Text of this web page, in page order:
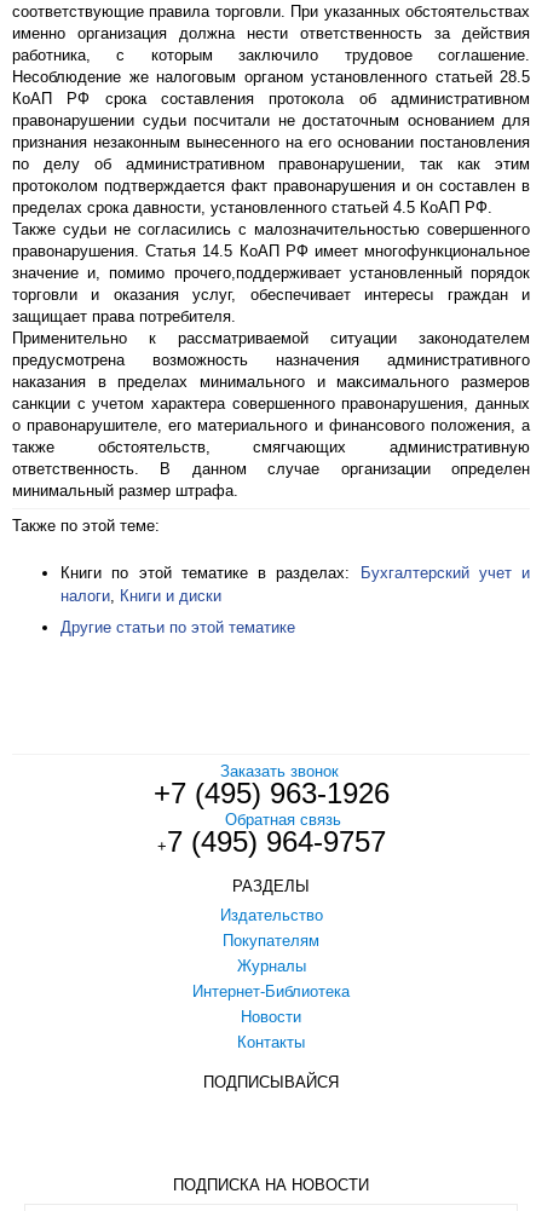
соответствующие правила торговли. При указанных обстоятельствах
именно организация должна нести ответственность за действия
работника, с которым заключило трудовое соглашение.
Несоблюдение же налоговым органом установленного статьей 28.5
КоАП РФ срока составления протокола об административном
правонарушении судьи посчитали не достаточным основанием для
признания незаконным вынесенного на его основании постановления
по делу об административном правонарушении, так как этим
протоколом подтверждается факт правонарушения и он составлен в
пределах срока давности, установленного статьей 4.5 КоАП РФ.
Также судьи не согласились с малозначительностью совершенного
правонарушения. Статья 14.5 КоАП РФ имеет многофункциональное
значение и, помимо прочего,поддерживает установленный порядок
торговли и оказания услуг, обеспечивает интересы граждан и
защищает права потребителя.
Применительно к рассматриваемой ситуации законодателем
предусмотрена возможность назначения административного
наказания в пределах минимального и максимального размеров
санкции с учетом характера совершенного правонарушения, данных
о правонарушителе, его материального и финансового положения, а
также обстоятельств, смягчающих административную
ответственность. В данном случае организации определен
минимальный размер штрафа.
Также по этой теме:
Книги по этой тематике в разделах: Бухгалтерский учет и
налоги Книги и диски
Другие статьи по этой тематике
Заказать звонок
+7 (495) 963-1926
Обратная связь
+7 (495) 964-9757
РАЗДЕЛЫ
Издательство
Покупателям
Журналы
Интернет-Библиотека
Новости
Контакты
ПОДПИСЫВАЙСЯ
ПОДПИСКА НА НОВОСТИ